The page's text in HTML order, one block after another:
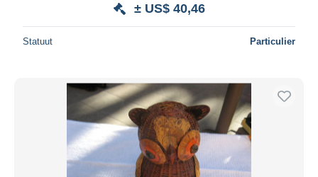
± US$ 40,46
Statuut Particulier